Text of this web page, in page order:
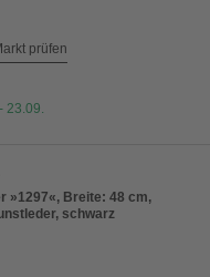
prüfen
23.09.
»1297«, Breite: 48 cm,
schwarz